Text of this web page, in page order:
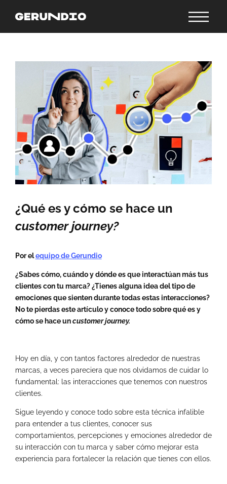
¿Qué es y cómo se hace un
customer journey?
Por elequipo de Gerundio
¿Sabes cómo, cuándo y dónde es que interactúan más tus
clientes con tu marca? ¿Tienes alguna idea del tipo de
emociones que sienten durante todas estas interacciones?
No te pierdas este artículo y conoce todo sobre qué es y
cómo se hace uncustomer journey.
Hoy en día, y con tantos factores alrededor de nuestras
marcas, a veces pareciera que nos olvidamos de cuidar lo
fundamental: las interacciones que tenemos con nuestros
clientes.
Sigue leyendo y conoce todo sobre esta técnica infalible
para entender a tus clientes, conocer sus
comportamientos, percepciones y emociones alrededor de
su interacción con tu marca y saber cómo mejorar esta
experiencia para fortalecer la relación que tienes con ellos.